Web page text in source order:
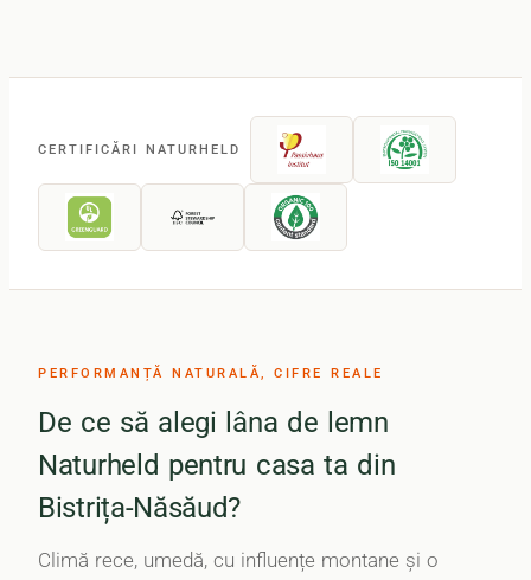
CERTIFICĂRI NATURHELD
PERFORMANȚĂ NATURALĂ, CIFRE REALE
De ce să alegi lâna de lemn
Naturheld pentru casa ta din
Bistrița-Năsăud?
Climă rece, umedă, cu influențe montane și o